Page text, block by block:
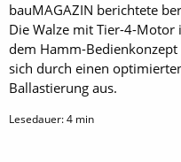
bauMAGAZIN berichtete
Die Walze mit Tier-4-
dem Hamm-
sich durch einen
Ballastierung aus.
Lesedauer:4 min